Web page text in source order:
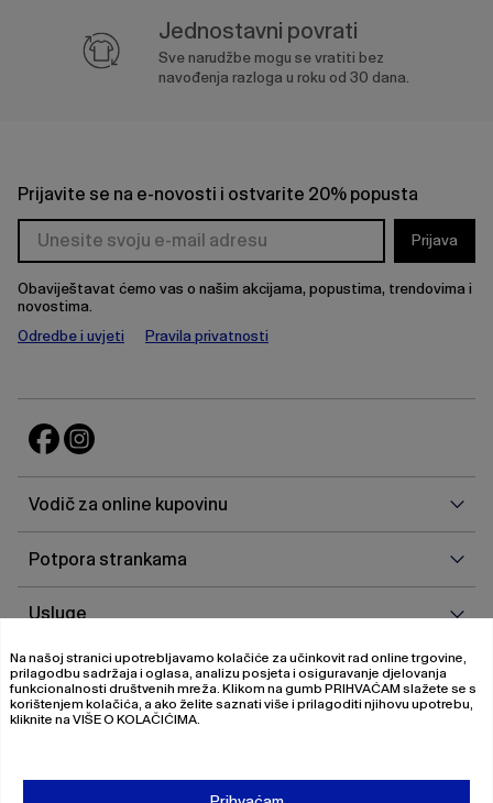
Jednostavni povrati
Sve narudžbe mogu se vratiti bez
navođenja razloga u roku od 30 dana.
Prijavite se na e-novosti i ostvarite 20% popusta
Prijava
Obaviještavat ćemo vas o našim akcijama, popustima, trendovima i
novostima.
Odredbe i uvjeti
Pravila privatnosti
Vodič za online kupovinu
Potpora strankama
Usluge
O
O nama
© 2026 Magistrat International
Pravila o privatnosti
Na našoj stranici upotrebljavamo kolačiće za učinkovit rad online trgovine,
prilagodbu sadržaja i oglasa, analizu posjeta i osiguravanje djelovanja
funkcionalnosti društvenih mreža. Klikom na gumb PRIHVAĆAM slažete se s
korištenjem kolačića, a ako želite saznati više i prilagoditi njihovu upotrebu,
kliknite na VIŠE O KOLAČIĆIMA.